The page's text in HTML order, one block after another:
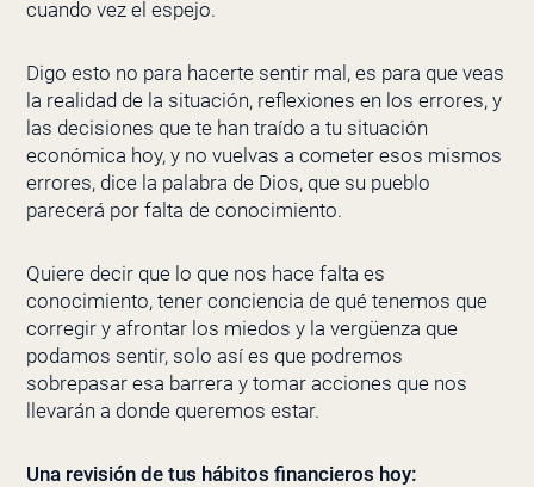
cuando vez el espejo.
Digo esto no para hacerte sentir mal, es para que veas
la realidad de la situación, reflexiones en los errores, y
las decisiones que te han traído a tu situación
económica hoy, y no vuelvas a cometer esos mismos
errores, dice la palabra de Dios, que su pueblo
parecerá por falta de conocimiento.
Quiere decir que lo que nos hace falta es
conocimiento, tener conciencia de qué tenemos que
corregir y afrontar los miedos y la vergüenza que
podamos sentir, solo así es que podremos
sobrepasar esa barrera y tomar acciones que nos
llevarán a donde queremos estar.
Una revisión de tus hábitos financieros hoy: